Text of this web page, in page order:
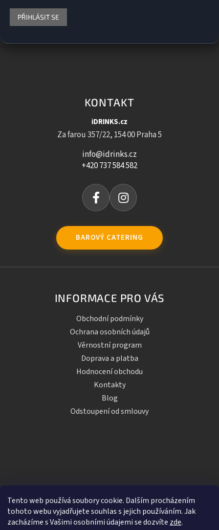
Tento web používá soubory cookie. Dalším procházením
tohoto webu vyjadřujete souhlas s jejich používáním. Jak
zacházíme s Vašimi osobními údajemi se dozvíte zde.
PŘIHLÁSIT SE
KONTAKT
iDRINKS.cz
Za farou 357/22, 154 00 Praha 5
info@idrinks.cz
+420 737 584 582
BAROVÝ CATERING
INFORMACE PRO VÁS
Obchodní podmínky
Ochrana osobních údajů
Věrnostní program
Doprava a platba
Hodnocení obchodu
Kontakty
Blog
Odstoupení od smlouvy
Vytvořil Shoptet